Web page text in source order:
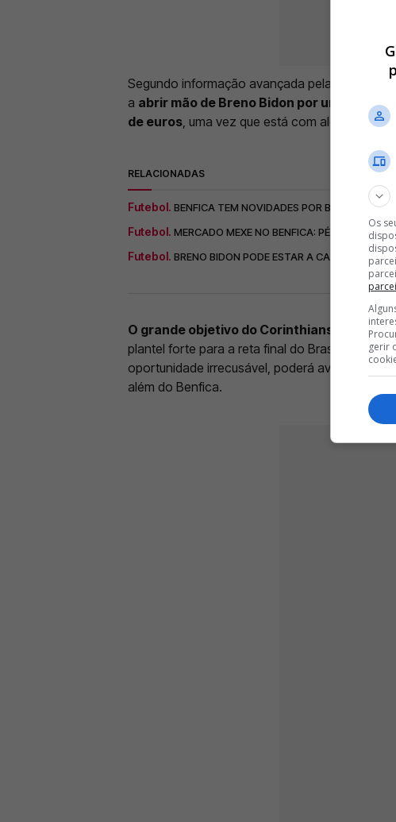
Segundo informação avançada pela imprensa
a abrir mão de Breno Bidon por uma
de euros , uma vez que está com alguns
RELACIONADAS
Futebol. BENFICA TEM NOVIDADES POR BRENO BIDON!
Futebol. MERCADO MEXE NO BENFICA: PÉROLA
Futebol. BRENO BIDON PODE ESTAR A CAMINHO DE
<
O grande objetivo do Corinthians passa
plantel forte para a reta final do Brasileirão.
oportunidade irrecusável, poderá avançar com
além do Benfica.
Os
gerir